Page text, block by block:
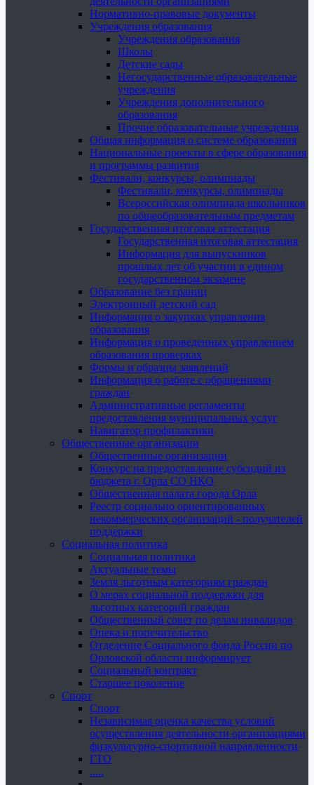
Нормативно-правовые документы
Учреждения образования
Учреждения образования
Школы
Детские сады
Негосударственные образовательные
учреждения
Учреждения дополнительного
образования
Прочие образовательные учреждения
Общая информация о системе образования
Национальные проекты в сфере образования
и программы развития
Фестивали, конкурсы, олимпиады
Фестивали, конкурсы, олимпиады
Всероссийская олимпиада школьников
по общеобразовательным предметам
Государственная итоговая аттестация
Государственная итоговая аттестация
Информация для выпускников
прошлых лет об участии в едином
государственном экзамене
Образование без границ
Электронный детский сад
Информация о закупках управления
образования
Информация о проведенных управлением
образования проверках
Формы и образцы заявлений
Информация о работе с обращениями
граждан
Административные регламенты
предоставления муниципальных услуг
Навигатор профилактики
Общественные организации
Общественные организации
Конкурс на предоставление субсидий из
бюджета г. Орла СО НКО
Общественная палата города Орла
Реестр социально ориентированных
некоммерческих организаций - получателей
поддержки
Социальная политика
Социальная политика
Актуальные темы
Земля льготным категориям граждан
О мерах социальной поддержки для
льготных категорий граждан
Общественный совет по делам инвалидов
Опека и попечительство
Отделение Социального фонда России по
Орловской области информирует
Социальный контракт
Старшее поколение
Спорт
Спорт
Независимая оценка качества условий
осуществления деятельности организациями
физкультурно-спортивной направленности
ГТО
.....